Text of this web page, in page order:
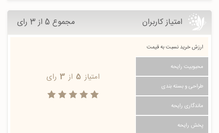
امتیاز کاربران مجموع 5 از 3 رای
ارزش خرید نسبت به قیمت
محبوبیت رایحه
طراحی و بسته بندی
ماندگاری رایحه
پخش رایحه
امتیاز 5 از 3 رای